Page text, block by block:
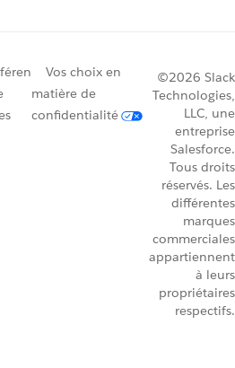
Vos choix en
matière de
confidentialité
©2026 Slack
Technologies,
LLC, une
entreprise
Salesforce.
Tous droits
réservés. Les
différentes
marques
commerciales
appartiennent
à leurs
propriétaires
respectifs.